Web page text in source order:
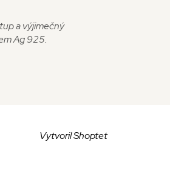
a výjimečný
Ag 925.
Vytvoril Shoptet